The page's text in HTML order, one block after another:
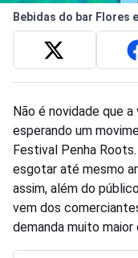
Bebidas do bar Flores
Não é novidade que
esperando um
Festival Penha
esgotar até mesmo
assim, além do
vem dos
demanda muito maior